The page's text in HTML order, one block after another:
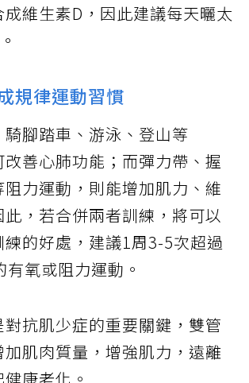
維生素D，因此建議每天曬太
規律運動習慣
腳踏車、游泳、登山等
改善心肺功能；而彈力帶、握
力運動，則能增加肌力、維
，若合併兩者訓練，將可以
練的好處，建議1周3-5次超過
氧或阻力運動。
抗肌少症的重要關鍵，雙管
肌肉質量，增強肌力，遠離